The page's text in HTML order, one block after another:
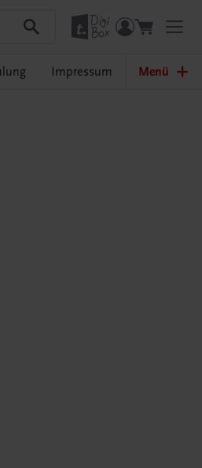
Impressum Menü